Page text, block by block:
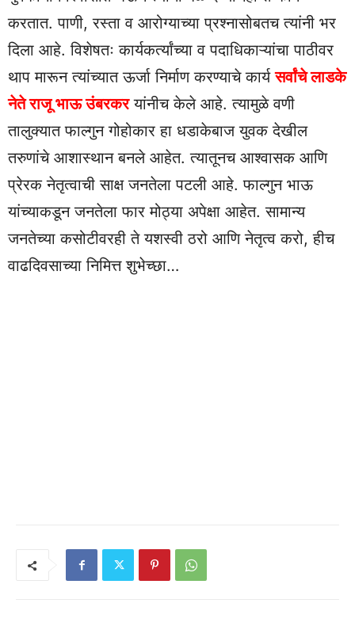
करतात. पाणी, रस्ता व आरोग्याच्या प्रश्नासोबतच त्यांनी भर
दिला आहे. विशेषतः कार्यकर्त्यांच्या व पदाधिकाऱ्यांचा पाठीवर
थाप मारून त्यांच्यात ऊर्जा निर्माण करण्याचे कार्यसर्वांचे लाडके
नेते राजू भाऊ उंबरकरयांनीच केले आहे. त्यामुळे वणी
तालुक्यात फाल्गुन गोहोकार हा धडाकेबाज युवक देखील
तरुणांचे आशास्थान बनले आहेत. त्यातूनच आश्वासक आणि
प्रेरक नेतृत्वाची साक्ष जनतेला पटली आहे. फाल्गुन भाऊ
यांच्याकडून जनतेला फार मोठ्या अपेक्षा आहेत. सामान्य
जनतेच्या कसोटीवरही ते यशस्वी ठरो आणि नेतृत्व करो, हीच
वाढदिवसाच्या निमित्त शुभेच्छा…